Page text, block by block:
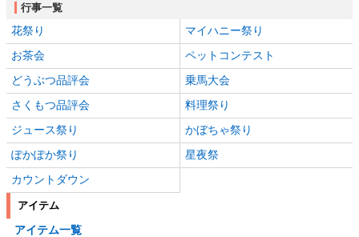
行事一覧
花祭り
マイハニー祭り
お茶会
ペットコンテスト
どうぶつ品評会
乗馬大会
さくもつ品評会
料理祭り
ジュース祭り
かぼちゃ祭り
ぽかぽか祭り
星夜祭
カウントダウン
アイテム
アイテム一覧